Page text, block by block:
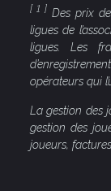
[ 1 ]Des prix de
ligues de
ligues. Les
opérateurs qui
La gestion des
gestion des
joueurs,